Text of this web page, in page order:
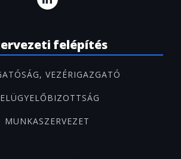
felépítés
VEZÉRIGAZGATÓ
MUNKASZERVEZET